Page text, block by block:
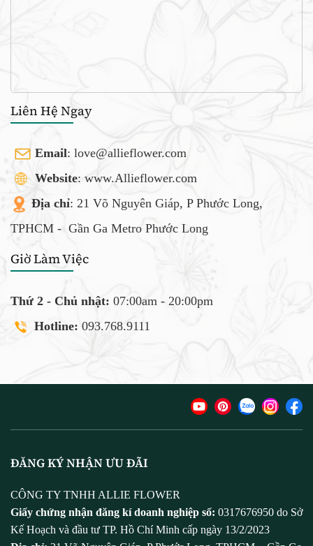
Liên Hệ Ngay
Email: love@allieflower.com
Website: www.Allieflower.com
Địa chỉ: 21 Võ Nguyên Giáp, P Phước Long,
TPHCM - Gần Ga Metro Phước Long
Giờ Làm Việc
Thứ 2 - Chủ nhật: 07:00am - 20:00pm
Hotline: 093.768.9111
ĐĂNG KÝ NHẬN ƯU ĐÃI
CÔNG TY TNHH ALLIE FLOWER
Giấy chứng nhận đăng kí doanh nghiệp số: 0317676950 do Sở
Kế Hoạch và đầu tư TP. Hồ Chí Minh cấp ngày 13/2/2023